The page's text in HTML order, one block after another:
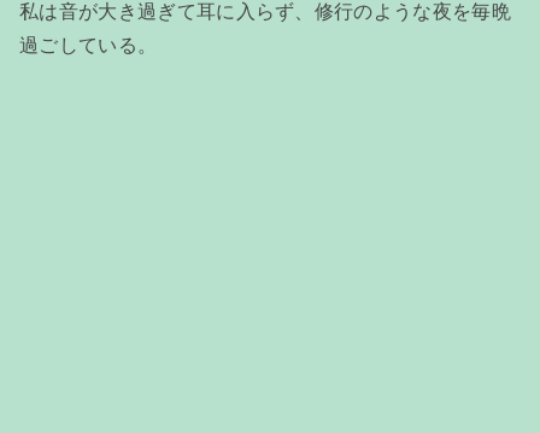
私は音が大き過ぎて耳に入らず、修行のような夜を毎晩
過ごしている。